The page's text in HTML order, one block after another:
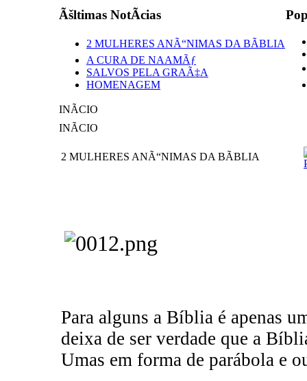
Ãšltimas NotÃ­cias
2 MULHERES ANÃ“NIMAS DA BÃBLIA
A CURA DE NAAMÃƒ
SALVOS PELA GRAÃ‡A
HOMENAGEM
INÃCIO
INÃCIO
2 MULHERES ANÃ“NIMAS DA BÃBLIA
Para alguns a Bíblia é apenas
deixa de ser verdade que a
Umas em forma de parábola e